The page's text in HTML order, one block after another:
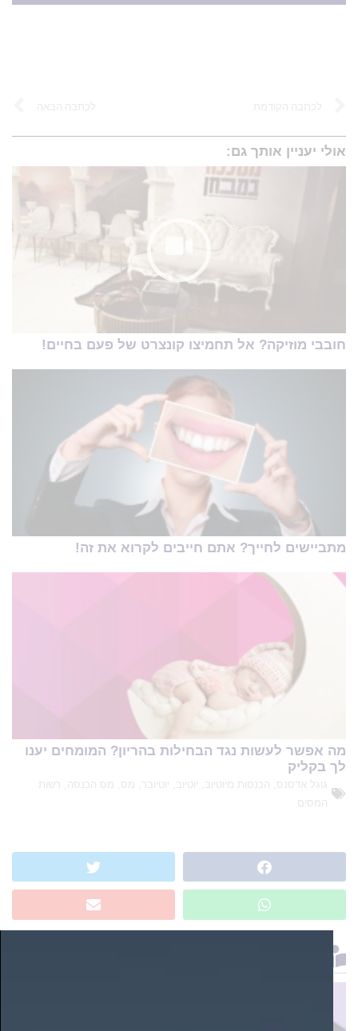
אולי יעניין אותך גם:
חובבי מוזיקה? אל תחמיצו קונצרט של פעם בחיים!
מתביישים לחייך? אתם חייבים לקרוא את זה!
מה אפשר לעשות נגד הבחילות בהריון? המומחים יענו
לך בקליק
גוגל אדסנס הכנסות מיוטיוב יוטיוב יוטיובר מס מס הכנסה
רשות
המסים